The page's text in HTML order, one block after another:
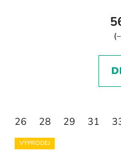
26 28 29 31
VÝPRODEJ